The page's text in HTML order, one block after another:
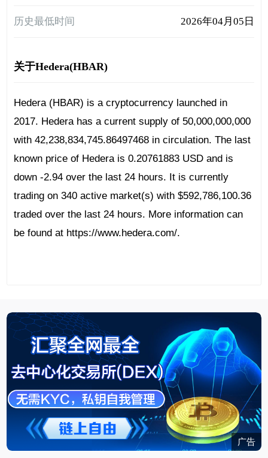
历史最低时间 2026年04月05日
关于Hedera(HBAR)
Hedera (HBAR) is a cryptocurrency launched in
2017. Hedera has a current supply of 50,000,000,000
with 42,238,834,745.86497468 in circulation. The last
known price of Hedera is 0.20761883 USD and is
down -2.94 over the last 24 hours. It is currently
trading on 340 active market(s) with $592,786,100.36
traded over the last 24 hours. More information can
be found at https://www.hedera.com/.
广告